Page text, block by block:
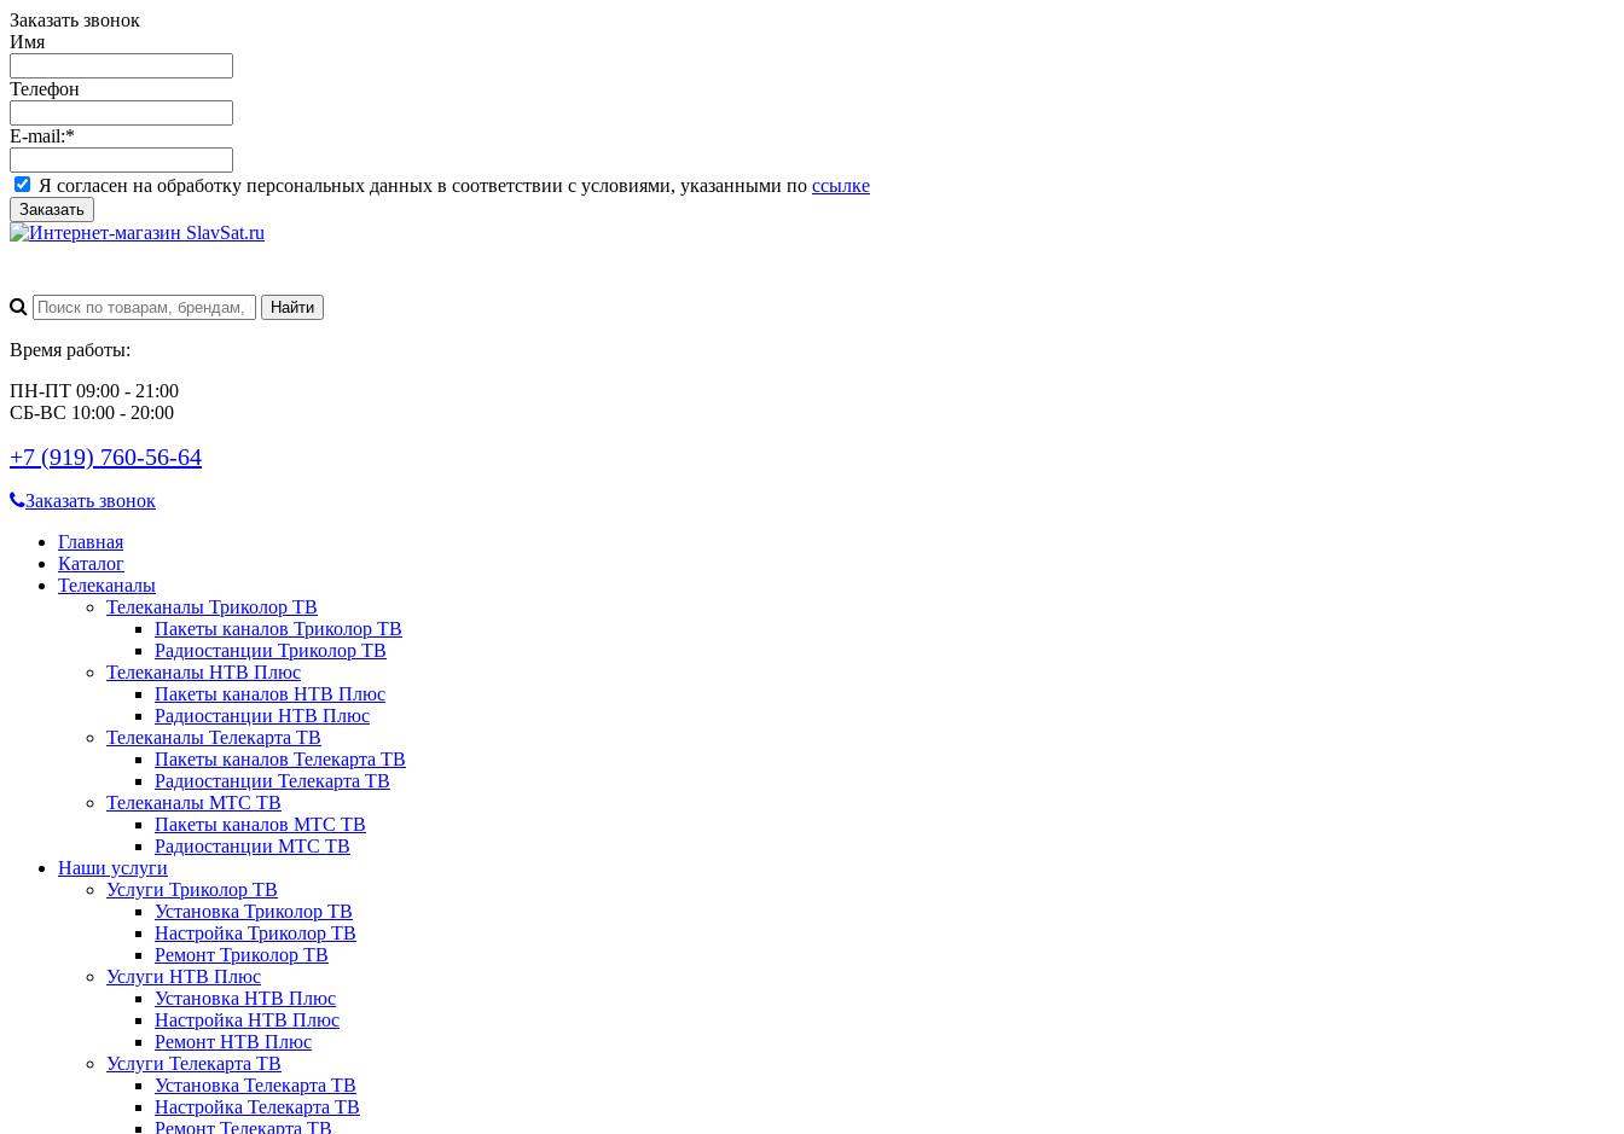
Заказать звонок
Имя
Телефон
E-mail:*
Я согласен на обработку персональных данных в соответствии с условиями, указанными по ссылке
Заказать
Время работы:
ПН-ПТ 09:00 - 21:00
СБ-ВС 10:00 - 20:00
+7 (919) 760-56-64
Заказать звонок
Главная
Каталог
Телеканалы
Телеканалы Триколор ТВ
Пакеты каналов Триколор ТВ
Радиостанции Триколор ТВ
Телеканалы НТВ Плюс
Пакеты каналов НТВ Плюс
Радиостанции НТВ Плюс
Телеканалы Телекарта ТВ
Пакеты каналов Телекарта ТВ
Радиостанции Телекарта ТВ
Телеканалы МТС ТВ
Пакеты каналов МТС ТВ
Радиостанции МТС ТВ
Наши услуги
Услуги Триколор ТВ
Установка Триколор ТВ
Настройка Триколор ТВ
Ремонт Триколор ТВ
Услуги НТВ Плюс
Установка НТВ Плюс
Настройка НТВ Плюс
Ремонт НТВ Плюс
Услуги Телекарта ТВ
Установка Телекарта ТВ
Настройка Телекарта ТВ
Ремонт Телекарта ТВ